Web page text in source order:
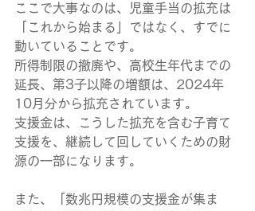
ここで大事なのは、児童手当の拡充は
「これから始まる」ではなく、すでに
動いていることです。
所得制限の撤廃や、高校生年代までの
延長、第3子以降の増額は、2024年
10月分から拡充されています。
支援金は、こうした拡充を含む子育て
支援を、継続して回していくための財
源の一部になります。
また、「数兆円規模の支援金が集ま